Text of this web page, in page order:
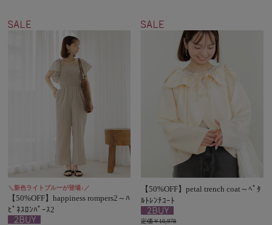
＼新色ライトブルーが登場♪／
【50%OFF】happiness rompers2～ﾊ
ﾋﾟﾈｽﾛﾝﾊﾟｰｽ2
【50%OFF】petal trench coat～ﾍﾟﾀ
ﾙﾄﾚﾝﾁｺｰﾄ
定価￥10,978